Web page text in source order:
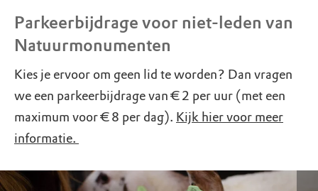
Parkeerbijdrage voor niet-leden van
Natuurmonumenten
Kies je ervoor om geen lid te worden? Dan vragen
we een parkeerbijdrage van € 2 per uur (met een
maximum voor € 8 per dag). Kijk hier voor meer
informatie.